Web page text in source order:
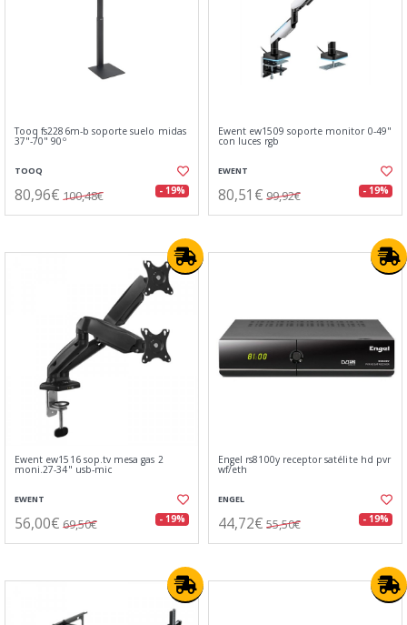
Tooq fs2286m-b soporte suelo midas
37"-70" 90º
TOOQ
80,96€ 100,48€ - 19%
Ewent ew1509 soporte monitor 0-49"
con luces rgb
EWENT
80,51€ 99,92€ - 19%
Ewent ew1516 sop.tv mesa gas 2
moni.27-34" usb-mic
EWENT
56,00€ 69,50€ - 19%
Engel rs8100y receptor satélite hd pvr
wf/eth
ENGEL
44,72€ 55,50€ - 19%